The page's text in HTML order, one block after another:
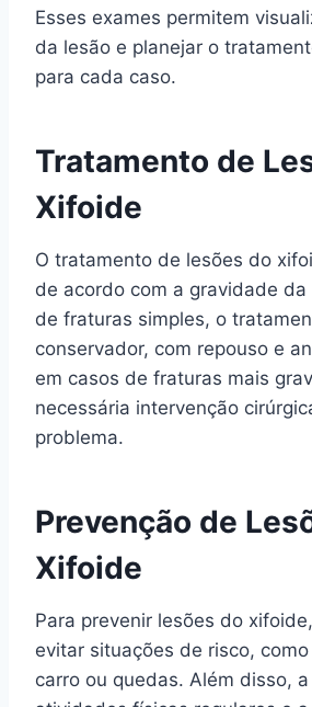
Esses exames permitem
da lesão e planejar o
para cada caso.
Tratamento de
Xifoide
O tratamento de lesões do
de acordo com a gravidade da
de fraturas simples, o
conservador, com repouso e
em casos de fraturas mais
necessária intervenção
problema.
Prevenção de
Xifoide
Para prevenir lesões do
evitar situações de risco,
carro ou quedas. Além disso,